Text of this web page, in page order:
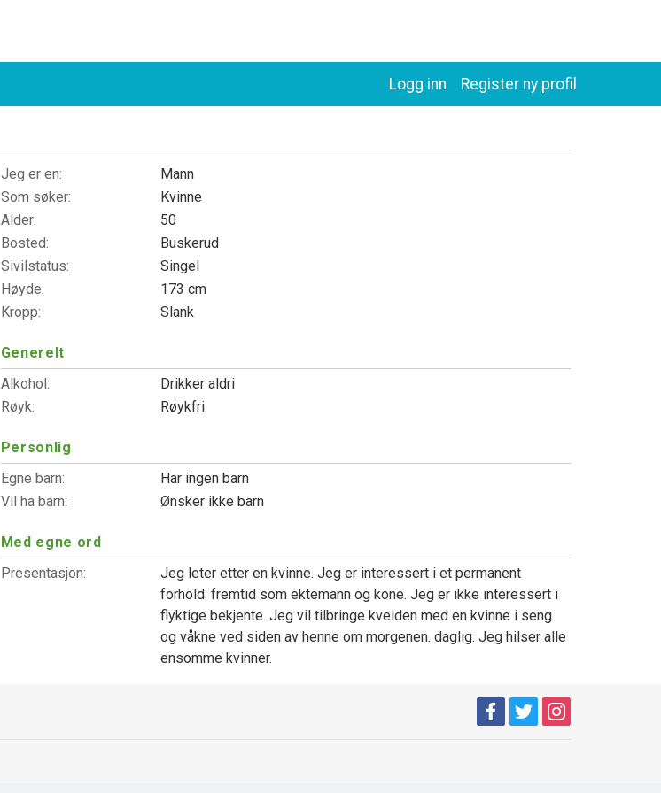
Register ny profil
Logg inn
Jeg er en:
Mann
Som søker:
Kvinne
Alder:
50
Bosted:
Buskerud
Sivilstatus:
Singel
Høyde:
173 cm
Kropp:
Slank
Generelt
Alkohol:
Drikker aldri
Røyk:
Røykfri
Personlig
Egne barn:
Har ingen barn
Vil ha barn:
Ønsker ikke barn
Med egne ord
Presentasjon:
Jeg leter etter en kvinne. Jeg er interessert i et permanent
forhold. fremtid som ektemann og kone. Jeg er ikke interessert i
flyktige bekjente. Jeg vil tilbringe kvelden med en kvinne i seng.
og våkne ved siden av henne om morgenen. daglig. Jeg hilser alle
ensomme kvinner.